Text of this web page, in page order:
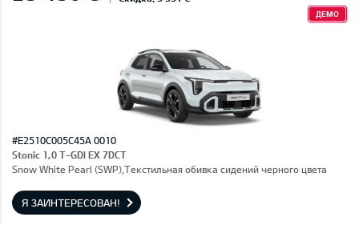
ДЕМО
#E2510C005C45A 0010
Stonic 1,0 T-GDI EX 7DCT
Snow White Pearl (SWP),Текстильная обивка сидений черного цвета
Я ЗАИНТЕРЕСОВАН!